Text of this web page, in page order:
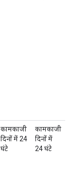
कामकाजी
दिनों में 24
घंटे
कामकाजी
दिनों में
24 घंटे